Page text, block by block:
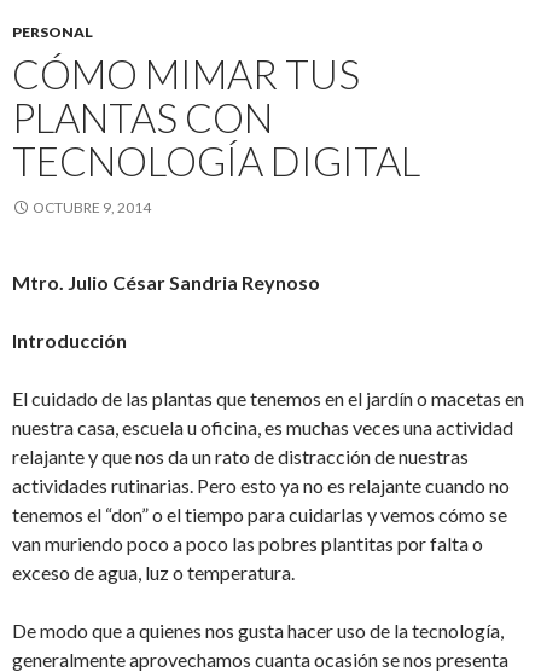
PERSONAL
CÓMO MIMAR TUS
PLANTAS CON
TECNOLOGÍA DIGITAL
OCTUBRE 9, 2014
Mtro. Julio César Sandria Reynoso
Introducción
El cuidado de las plantas que tenemos en el jardín o macetas en
nuestra casa, escuela u oficina, es muchas veces una actividad
relajante y que nos da un rato de distracción de nuestras
actividades rutinarias. Pero esto ya no es relajante cuando no
tenemos el “don” o el tiempo para cuidarlas y vemos cómo se
van muriendo poco a poco las pobres plantitas por falta o
exceso de agua, luz o temperatura.
De modo que a quienes nos gusta hacer uso de la tecnología,
generalmente aprovechamos cuanta ocasión se nos presenta